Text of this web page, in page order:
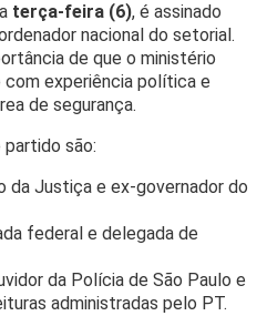
terça-feira (6), é assinado
nacional do setorial.
de que o ministério
com experiência política e
de segurança.
são:
da Justiça e ex-governador do
federal e delegada de
da Polícia de São Paulo e
administradas pelo PT.